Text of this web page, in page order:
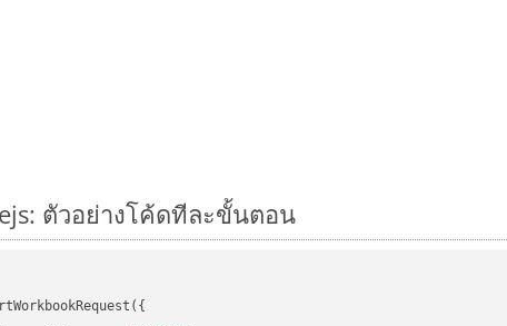
ตัวอย่างโค้ดทีละขั้นตอน